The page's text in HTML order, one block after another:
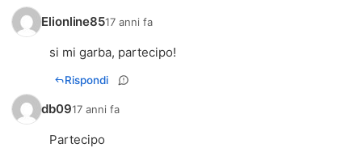
Elionline8517 anni fa
si mi garba, partecipo!
Rispondi
db0917 anni fa
Partecipo